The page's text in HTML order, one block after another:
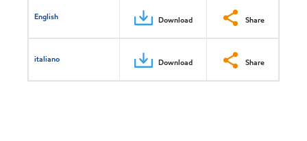
English Download Share
italiano Download Share